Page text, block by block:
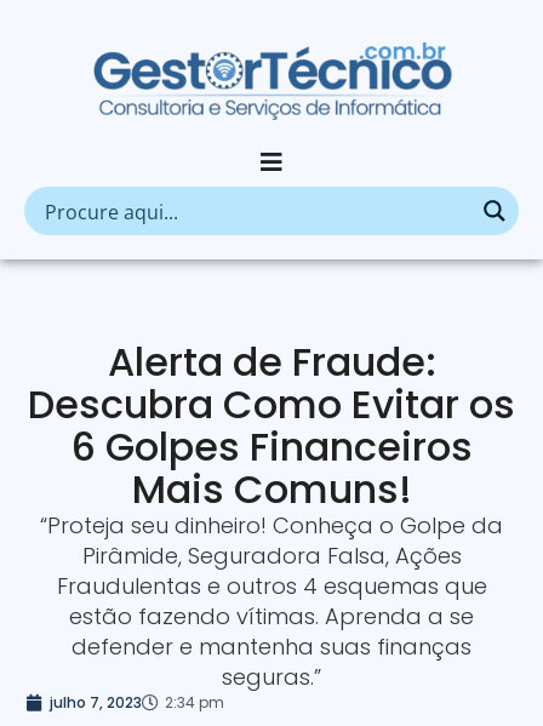
Alerta de Fraude:
Descubra Como Evitar os
6 Golpes Financeiros
Mais Comuns!
“Proteja seu dinheiro! Conheça o Golpe da
Pirâmide, Seguradora Falsa, Ações
Fraudulentas e outros 4 esquemas que
estão fazendo vítimas. Aprenda a se
defender e mantenha suas finanças
seguras.”
julho 7, 2023 2:34 pm